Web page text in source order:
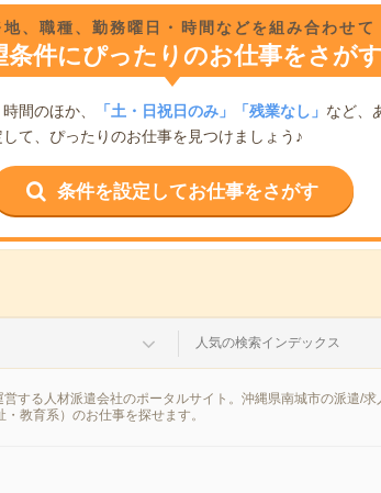
地、職種、勤務曜日・時間などを組み合わせて
条件にぴったりのお仕事をさがす
間のほか、 「土・日祝日のみ」「残業なし」 など、
て、ぴったりのお仕事を見つけましょう♪
条件を設定してお仕事をさがす
人気の検索インデックス
る人材派遣会社のポータルサイト。沖縄県南城市の派遣/求
教育系）のお仕事を探せます。